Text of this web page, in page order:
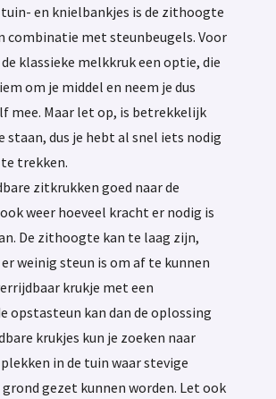
en knielbankjes is de zithoogte
combinatie met steunbeugels. Voor
klassieke melkkruk een optie, die
om je middel en neem je dus
mee. Maar let op, is betrekkelijk
staan, dus je hebt al snel iets nodig
trekken.
zitkrukken goed naar de
weer hoeveel kracht er nodig is
De zithoogte kan te laag zijn,
weinig steun is om af te kunnen
krukje met een
opstasteun kan dan de oplossing
krukjes kun je zoeken naar
in de tuin waar stevige
grond gezet kunnen worden. Let ook